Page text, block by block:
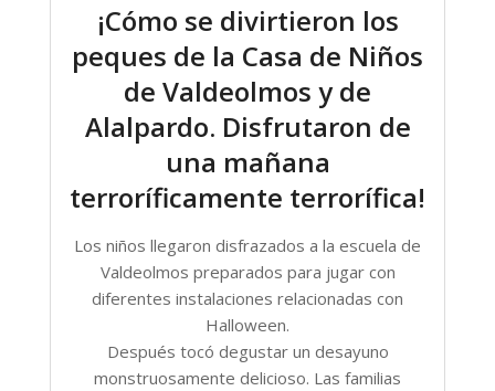
¡Cómo se divirtieron los
peques de la Casa de Niños
de Valdeolmos y de
Alalpardo. Disfrutaron de
una mañana
terroríficamente terrorífica!
Los niños llegaron disfrazados a la escuela de
Valdeolmos preparados para jugar con
diferentes instalaciones relacionadas con
Halloween.
Después tocó degustar un desayuno
monstruosamente delicioso. Las familias